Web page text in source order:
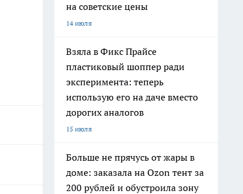
на советские цены
14 июля
Взяла в Фикс Прайсе
пластиковый шоппер ради
эксперимента: теперь
использую его на даче вместо
дорогих аналогов
15 июля
Больше не прячусь от жары в
доме: заказала на Ozon тент за
200 рублей и обустроила зону